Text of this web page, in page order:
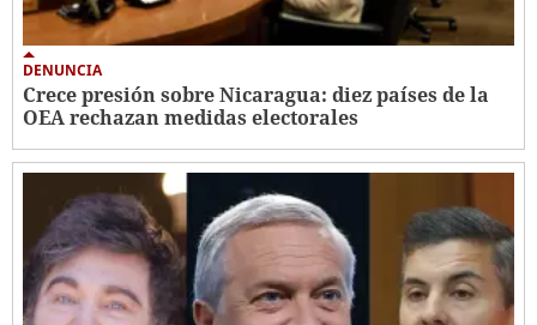
DENUNCIA
Crece presión sobre Nicaragua: diez países de la
OEA rechazan medidas electorales